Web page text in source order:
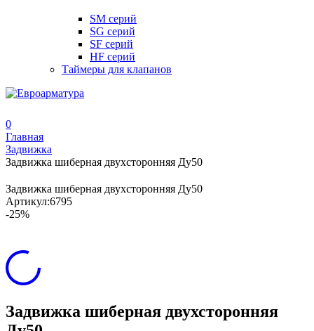
SM серий
SG серий
SF серий
HF серий
Таймеры для клапанов
0
Главная
Задвижка
Задвижка шиберная двухсторонняя Ду50
Задвижка шиберная двухсторонняя Ду50
Артикул:6795
-25%
Задвижка шиберная двухсторонняя